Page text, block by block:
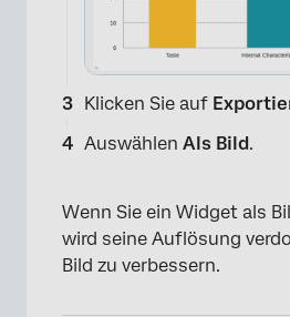
Klicken Sie auf
Auswählen Als Bild.
Wenn Sie ein Widget als
wird seine Auflösung
Bild zu verbessern.